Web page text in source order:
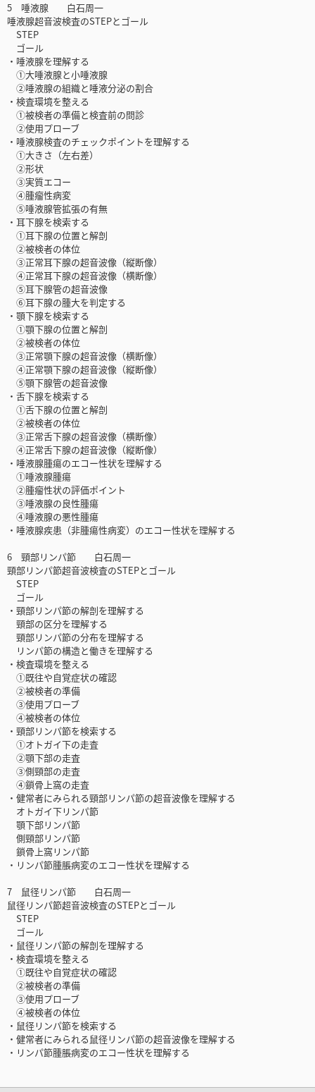
5 唾液腺 白石周一
唾液腺超音波検査のSTEPとゴール
STEP
ゴール
・唾液腺を理解する
①大唾液腺と小唾液腺
②唾液腺の組織と唾液分泌の割合
・検査環境を整える
①被検者の準備と検査前の問診
②使用プローブ
・唾液腺検査のチェックポイントを理解する
①大きさ（左右差）
②形状
③実質エコー
④腫瘤性病変
⑤唾液腺管拡張の有無
・耳下腺を検索する
①耳下腺の位置と解剖
②被検者の体位
③正常耳下腺の超音波像（縦断像）
④正常耳下腺の超音波像（横断像）
⑤耳下腺管の超音波像
⑥耳下腺の腫大を判定する
・顎下腺を検索する
①顎下腺の位置と解剖
②被検者の体位
③正常顎下腺の超音波像（横断像）
④正常顎下腺の超音波像（縦断像）
⑤顎下腺管の超音波像
・舌下腺を検索する
①舌下腺の位置と解剖
②被検者の体位
③正常舌下腺の超音波像（横断像）
④正常舌下腺の超音波像（縦断像）
・唾液腺腫瘍のエコー性状を理解する
①唾液腺腫瘍
②腫瘤性状の評価ポイント
③唾液腺の良性腫瘍
④唾液腺の悪性腫瘍
・唾液腺疾患（非腫瘍性病変）のエコー性状を理解する
6 頸部リンパ節 白石周一
頸部リンパ節超音波検査のSTEPとゴール
STEP
ゴール
・頸部リンパ節の解剖を理解する
頸部の区分を理解する
頸部リンパ節の分布を理解する
リンパ節の構造と働きを理解する
・検査環境を整える
①既往や自覚症状の確認
②被検者の準備
③使用プローブ
④被検者の体位
・頸部リンパ節を検索する
①オトガイ下の走査
②顎下部の走査
③側頸部の走査
④鎖骨上窩の走査
・健常者にみられる頸部リンパ節の超音波像を理解する
オトガイ下リンパ節
顎下部リンパ節
側頸部リンパ節
鎖骨上窩リンパ節
・リンパ節腫脹病変のエコー性状を理解する
7 鼠径リンパ節 白石周一
鼠径リンパ節超音波検査のSTEPとゴール
STEP
ゴール
・鼠径リンパ節の解剖を理解する
・検査環境を整える
①既往や自覚症状の確認
②被検者の準備
③使用プローブ
④被検者の体位
・鼠径リンパ節を検索する
・健常者にみられる鼠径リンパ節の超音波像を理解する
・リンパ節腫脹病変のエコー性状を理解する